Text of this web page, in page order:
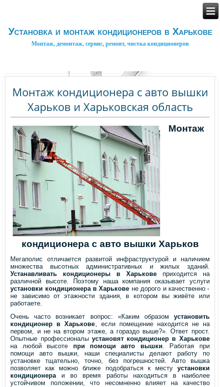
Установка и монтаж кондиционеров в Харькове
Монтаж, демонтаж, сервис, ремонт, чистка кондиционеров
Монтаж кондиционера с авто вышки
Харьков и Харьковская область
Монтаж
кондиционера с авто вышки Харьков
Мегаполис отличается развитой инфраструктурой и наличием
множества высотных административных и жилых зданий.
Устанавливать кондиционеры в Харьковеприходится на
различной высоте. Поэтому наша компания оказывает услуги
установки кондиционера в Харькове не дорого и качественно -
не зависимо от этажности здания, в котором вы живёте или
работаете.
Очень часто возникает вопрос: «Каким образом установить
кондиционер в Харькове , если помещение находится не на
первом, и не на втором этаже, а гораздо выше?». Ответ прост.
Опытные профессионалы установят кондиционер в Харькове
на любой высоте при помощи авто вышки. Работая при
помощи авто вышки, наши специалисты делают работу по
установке тщательно, точно, без погрешностей. Авто вышка
позволяет как можно ближе подобраться к месту установки
кондиционера и во время работы находиться в наиболее
устойчивом положении, что несомненно влияет на качество